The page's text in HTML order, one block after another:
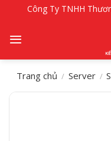
nội
Công Ty TNHH
Trang chủ / Server /